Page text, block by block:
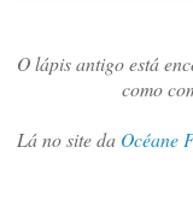
O lápis antigo está
como
Lá no site da Océane